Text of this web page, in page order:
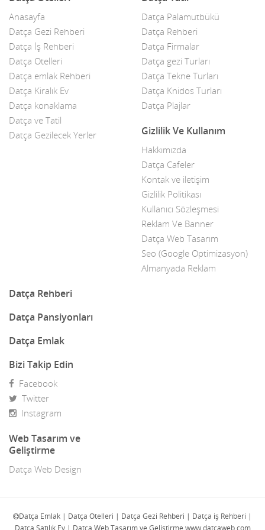
Çelik Kapı
Çiçekçiler
Datça Bademi
Datça Feribot
Datça Köy Ürünleri
Dekorasyon
Demir Doğrama
Dergiler
Diğer Ürünler
Direk Sahibinden Emlak
Diş Doktorları
Doğa Turları
Anasayfa
Datça Gezi Rehberi
Datça İş Rehberi
Datça Otelleri
Datça emlak Rehberi
Datça Kiralık Ev
Datça konaklama
Datça ve Tatil
Datça Gezilecek Yerler
Datça Palamutbükü
Datça Rehberi
Datça Firmalar
Datça gezi Turları
Datça Tekne Turları
Datça Knidos Turları
Datça Plajlar
Gizlilik Ve Kullanım
Hakkımızda
Datça Cafeler
Kontak ve iletişim
Gizlilik Politikası
Kullanıcı Sözleşmesi
Reklam Ve Banner
Datça Web Tasarım
Seo (Google Optimizasyon)
Almanyada Reklam
Datça Rehberi
Datça Pansiyonları
Datça Emlak
Bizi Takip Edin
Facebook
Twitter
Instagram
Web Tasarım ve
Geliştirme
Datça Web Design
Datça Emlak | Datça Otelleri | Datça Gezi Rehberi | Datça iş Rehberi |
Datça Satılık Ev | Datça Web Tasarım ve Geliştirme www.datcaweb.com